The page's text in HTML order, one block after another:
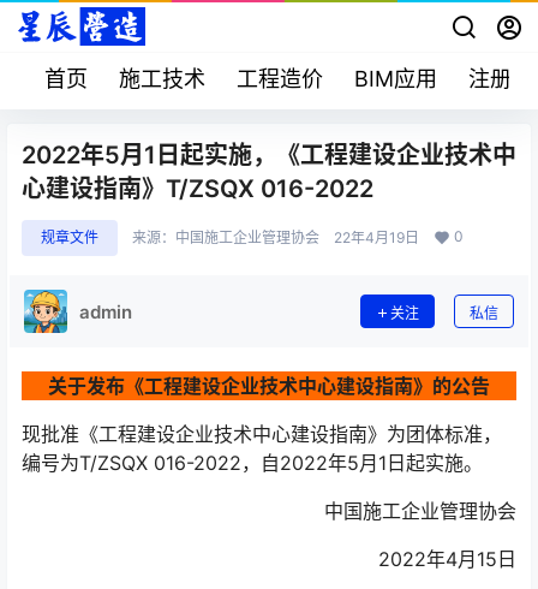
首页 施工技术 工程造价 BIM应用 注册考
2022年5月1日起实施，《工程建设企业技术中
心建设指南》T/ZSQX 016-2022
规章文件 来源： 中国施工企业管理协会 22年4月19日 0
admin 关注 私信
关于发布《工程建设企业技术中心建设指南》的公告
现批准《工程建设企业技术中心建设指南》为团体标准，
编号为T/ZSQX 016-2022，自2022年5月1日起实施。
中国施工企业管理协会
2022年4月15日